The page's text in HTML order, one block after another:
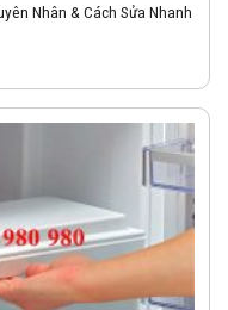
Nhân & Cách Sửa Nhanh